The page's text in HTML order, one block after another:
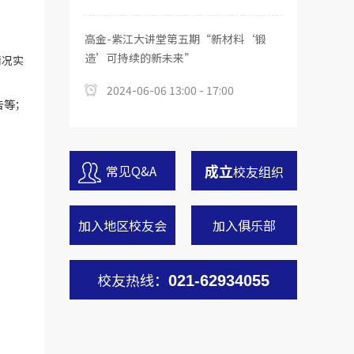
实
；
高金-紫江大讲堂第五期“新材料‘锻
造’可持续的新未来”
2024-06-06 13:00 - 17:00
常见Q&A 成立校友组织
加入地区校友会 加入俱乐部
校友热线： 021-62934055